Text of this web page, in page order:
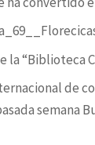
la “Biblioteca
de
semana